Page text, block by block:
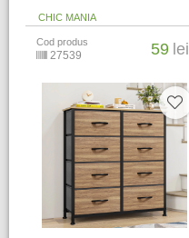
CHIC MANIA
Cod produs
27539 59 lei